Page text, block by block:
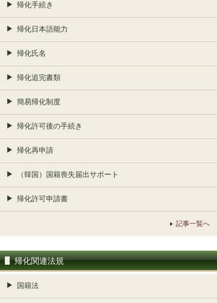
帰化手続き
帰化日本語能力
帰化氏名
帰化追完書類
簡易帰化制度
帰化許可後の手続き
帰化再申請
（韓国）国籍喪失届出サポート
帰化許可申請書
記事一覧へ
帰化関連法規
国籍法